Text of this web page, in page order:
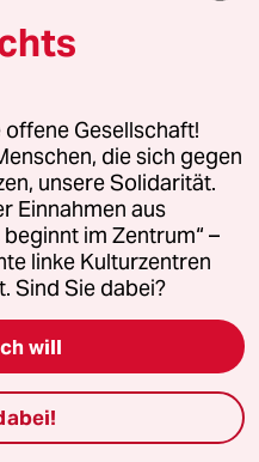
Ehrlichkeit hier eher
in den '70 und
vor allem bei
Eis.
den Sitzungen
erzählt man es
Gesellschaft!
die sich gegen
unsere Solidarität.
Einnahmen aus
im Zentrum“ –
linke Kulturzentren
Sind Sie dabei?
will